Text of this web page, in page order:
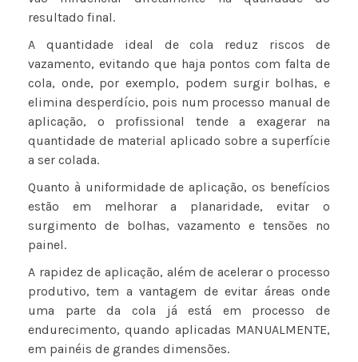
resultado final.
A quantidade ideal de cola reduz riscos de
vazamento, evitando que haja pontos com falta de
cola, onde, por exemplo, podem surgir bolhas, e
elimina desperdício, pois num processo manual de
aplicação, o profissional tende a exagerar na
quantidade de material aplicado sobre a superfície
a ser colada.
Quanto à uniformidade de aplicação, os benefícios
estão em melhorar a planaridade, evitar o
surgimento de bolhas, vazamento e tensões no
painel.
A rapidez de aplicação, além de acelerar o processo
produtivo, tem a vantagem de evitar áreas onde
uma parte da cola já está em processo de
endurecimento, quando aplicadas MANUALMENTE,
em painéis de grandes dimensões.